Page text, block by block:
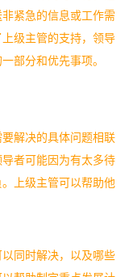
紧急的信息或工作需
级主管的支持，领导
部分和优先事项。
解决的具体问题相联
者可能因为有太多待
上级主管可以帮助他
同时解决，以及哪些